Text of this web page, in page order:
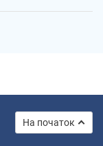
На початок